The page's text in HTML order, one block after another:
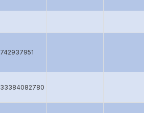
742937951
33384082780